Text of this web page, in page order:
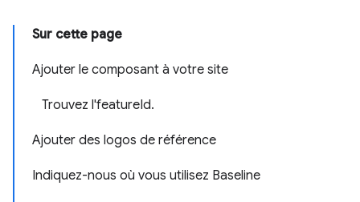
Sur cette page
Ajouter le composant à votre site
Trouvez l'featureId.
Ajouter des logos de référence
Indiquez-nous où vous utilisez Baseline